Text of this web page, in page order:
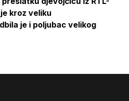
kroz veliku
je i poljubac velikog